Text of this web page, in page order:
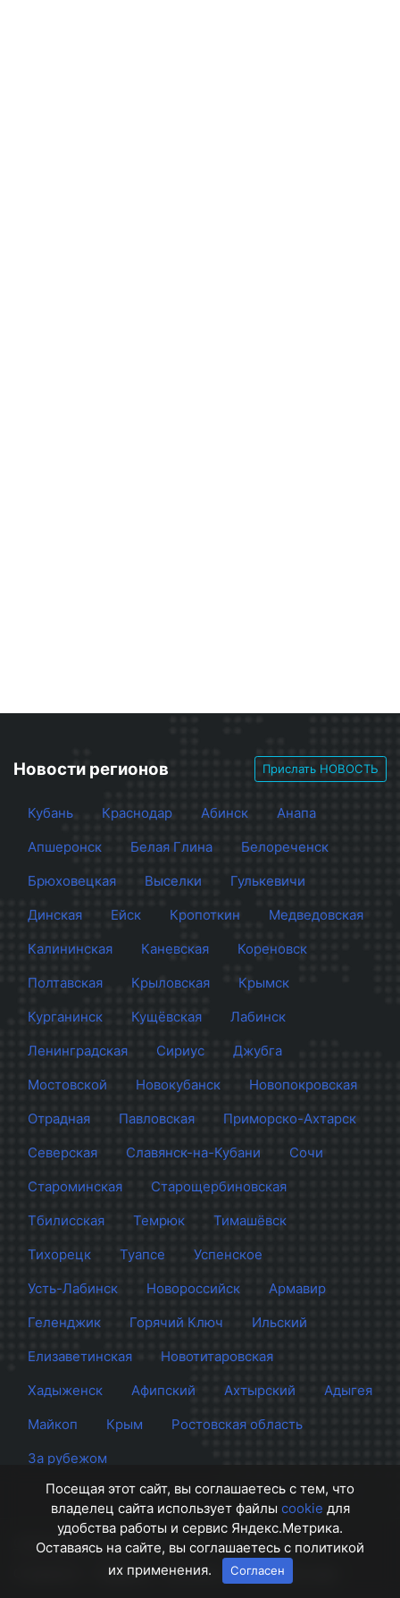
Новости регионов Прислать НОВОСТЬ
Кубань Краснодар Абинск
Анапа
Апшеронск
Белая Глина
Белореченск
Брюховецкая
Выселки
Гулькевичи
Динская
Ейск Кропоткин
Медведовская
Калининская
Каневская
Кореновск
Полтавская
Крыловская
Крымск
Курганинск
Кущёвская
Лабинск
Ленинградская
Сириус
Джубга
Мостовской
Новокубанск
Новопокровская
Отрадная
Павловская
Приморско-Ахтарск
Северская
Славянск-на-Кубани
Сочи
Староминская
Старощербиновская
Тбилисская
Темрюк
Тимашёвск
Тихорецк
Туапсе
Успенское
Усть-Лабинск
Новороссийск
Армавир
Геленджик
Горячий Ключ
Ильский
Елизаветинская
Новотитаровская
Хадыженск
Афипский Ахтырский
Адыгея
Майкоп
Крым
Ростовская область
За рубежом
Сайт Краснодара
© 2012 - 2026 СМИ Кубани
Правила Контакты Напишите нам
Посещая этот сайт, вы соглашаетесь с тем, что
владелец сайта использует файлы cookie для
удобства работы и сервис Яндекс.Метрика.
Оставаясь на сайте, вы соглашаетесь с политикой
их применения.
Согласен